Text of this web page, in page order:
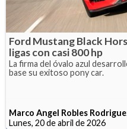
Ford Mustang Black
ligas con casi 800 hp
La firma del óvalo azul
base su exitoso pony car.
Marco Angel Robles
Lunes, 20 de abril de 2026